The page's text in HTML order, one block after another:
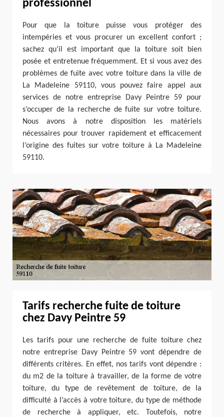
professionnel
Pour que la toiture puisse vous protéger des
intempéries et vous procurer un excellent confort ;
sachez qu’il est important que la toiture soit bien
posée et entretenue fréquemment. Et si vous avez des
problèmes de fuite avec votre toiture dans la ville de
La Madeleine 59110, vous pouvez faire appel aux
services de notre entreprise Davy Peintre 59 pour
s’occuper de la recherche de fuite sur votre toiture.
Nous avons à notre disposition les matériels
nécessaires pour trouver rapidement et efficacement
l’origine des fuites sur votre toiture à La Madeleine
59110.
Tarifs recherche fuite de toiture
chez Davy Peintre 59
Les tarifs pour une recherche de fuite toiture chez
notre entreprise Davy Peintre 59 vont dépendre de
différents critères. En effet, nos tarifs vont dépendre :
du m2 de la toiture à travailler, de la forme de votre
toiture, du type de revêtement de toiture, de la
difficulté à l’accès à votre toiture, du type de méthode
de recherche à appliquer, etc. Toutefois, notre